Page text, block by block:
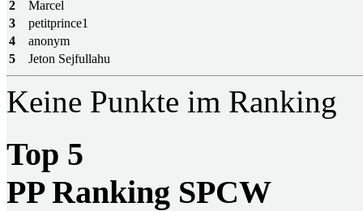
2
Marcel
3
petitprince1
4
anonym
5
Jeton Sejfullahu
Keine Punkte im Ranking
Top 5
PP Ranking SPCW